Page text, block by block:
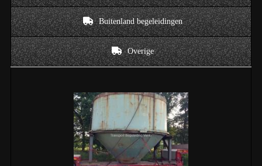
Buitenland begeleidingen
Overige